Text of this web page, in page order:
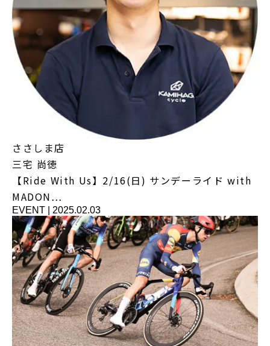
ささしま店
三宅 尚徳
【Ride With Us】2/16(日) サンデーライド with
MADON…
EVENT 2025.02.03